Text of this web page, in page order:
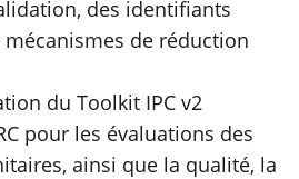
des identifiants
de réduction
du Toolkit IPC v2
pour les évaluations des
ainsi que la qualité, la